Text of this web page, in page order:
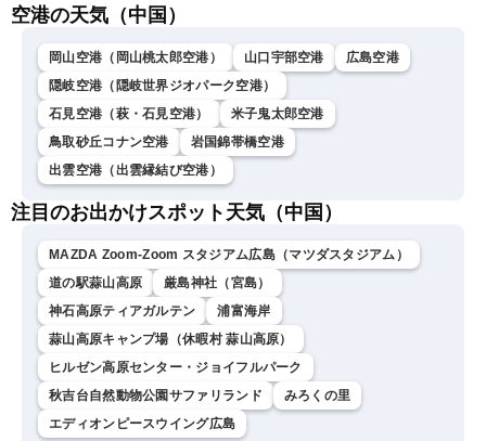
LiVE〉
空港の天気（中国）
岡山空港（岡山桃太郎空港） 山口宇部空港
広島空港
隠岐空港（隠岐世界ジオパーク空港）
石見空港（萩・石見空港）
米子鬼太郎空港
鳥取砂丘コナン空港
岩国錦帯橋空港
出雲空港（出雲縁結び空港）
注目のお出かけスポット天気（中国）
MAZDA Zoom-Zoom スタジアム広島（マツダスタジアム）
道の駅蒜山高原
厳島神社（宮島）
神石高原ティアガルテン
浦富海岸
蒜山高原キャンプ場（休暇村 蒜山高原）
ヒルゼン高原センター・ジョイフルパーク
秋吉台自然動物公園サファリランド
みろくの里
エディオンピースウイング広島